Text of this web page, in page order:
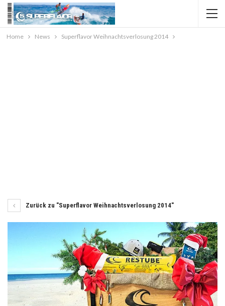
Home News Superflavor Weihnachtsverlosung 2014
Zurück zu "Superflavor Weihnachtsverlosung 2014"